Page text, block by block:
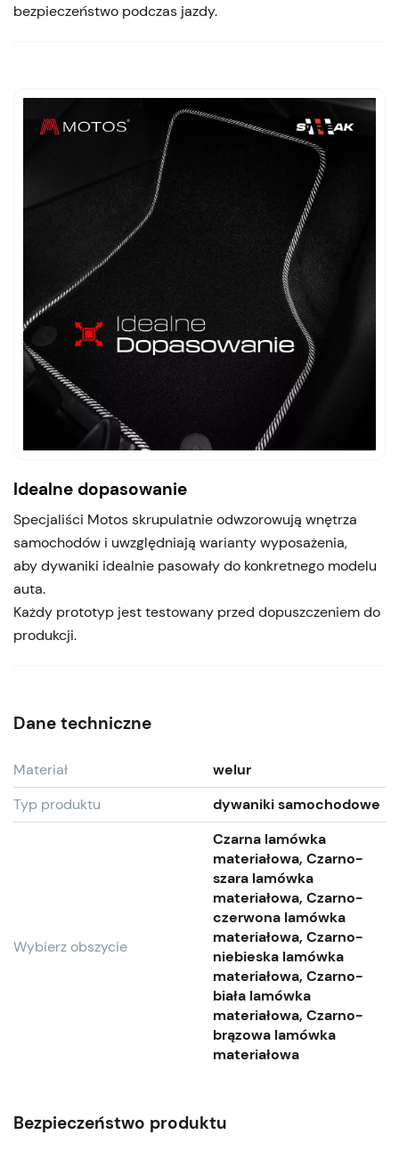
bezpieczeństwo podczas jazdy.
Idealne dopasowanie
Specjaliści Motos skrupulatnie odwzorowują wnętrza
samochodów i uwzględniają warianty wyposażenia,
aby dywaniki idealnie pasowały do konkretnego modelu
auta.
Każdy prototyp jest testowany przed dopuszczeniem do
produkcji.
Dane techniczne
Materiał
welur
Typ produktu
dywaniki samochodowe
Wybierz obszycie
Czarna lamówka
materiałowa, Czarno-
szara lamówka
materiałowa, Czarno-
czerwona lamówka
materiałowa, Czarno-
niebieska lamówka
materiałowa, Czarno-
biała lamówka
materiałowa, Czarno-
brązowa lamówka
materiałowa
Bezpieczeństwo produktu